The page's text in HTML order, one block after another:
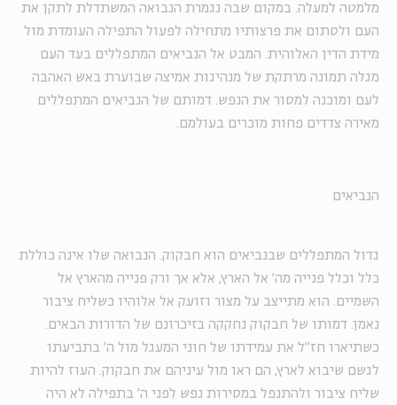
מלמטה למעלה. במקום שבה נגמרת הנבואה המשתדלת לתקן את
העם ולסתום את פרצותיו מתחילה לפעול התפילה העומדת מול
מידת הדין האלוהית. המבט אל הנביאים המתפללים בעד העם
מגלה תמונה מרתקת של מנהיגות אמיצה שבוערת באש האהבה
לעם ומוכנה למסור את הנפש. דמותם של הנביאים המתפללים
מאירה צדדים פחות מוכרים בעולמם.
הנביאים
גדול המתפללים שבנביאים הוא חבקוק. הנבואה שלו אינה כוללת
כלל וכלל פנייה מה' אל הארץ, אלא אך ורק פנייה מהארץ אל
השמיים. הוא מתייצב על מצור וזועק אל אלוהיו כשליח ציבור
נאמן. דמותו של חבקוק נחקקה בזיכרונם של הדורות הבאים.
כשתיארו חז"ל את עמידתו של חוני המעגל מול ה' בתביעתו
לגשם שיבוא לארץ, הם ראו מול עיניהם את חבקוק. העוז להיות
שליח ציבור ולהתנפל במסירות נפש לפני ה' בתפילה לא היה